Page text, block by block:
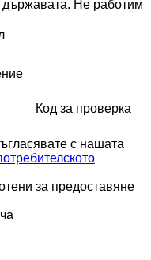
Не работим
Код за проверка
с нашата
за предоставяне